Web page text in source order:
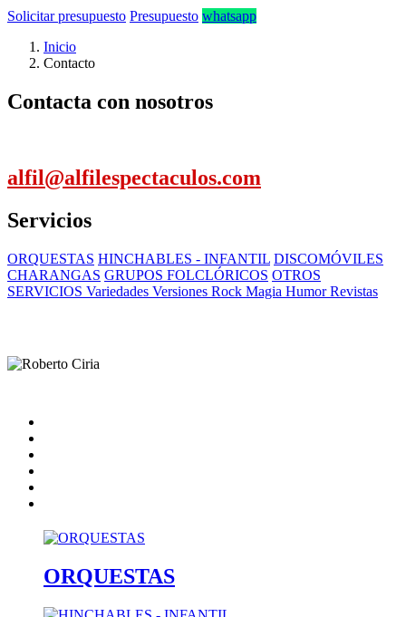
Solicitar presupuesto Presupuesto whatsapp
Inicio
Contacto
Contacta con nosotros
alfil@alfilespectaculos.com
Servicios
ORQUESTAS HINCHABLES - INFANTIL DISCOMÓVILES
CHARANGAS GRUPOS FOLCLÓRICOS OTROS
SERVICIOS Variedades Versiones Rock Magia Humor Revistas
ORQUESTAS